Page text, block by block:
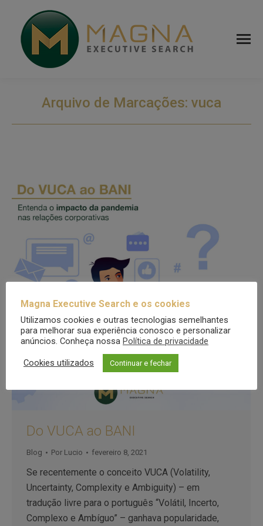
Arquivo de Marcações: vuca
Do VUCA ao BANI
Blog Por Lucio fevereiro 8, 2021
Se recentemente o conceito VUCA (Volatility,
Uncertainty, Complexity e Ambiguity) – em
tradução livre para o português “Volátil, Incerto,
Complexo e Ambíguo” – ganhava popularidade,
Magna Executive Search e os cookies
Utilizamos cookies e outras tecnologias semelhantes
para melhorar sua experiência conosco e personalizar
anúncios. Conheça nossa Política de privacidade
Cookies utilizados Continuar e fechar